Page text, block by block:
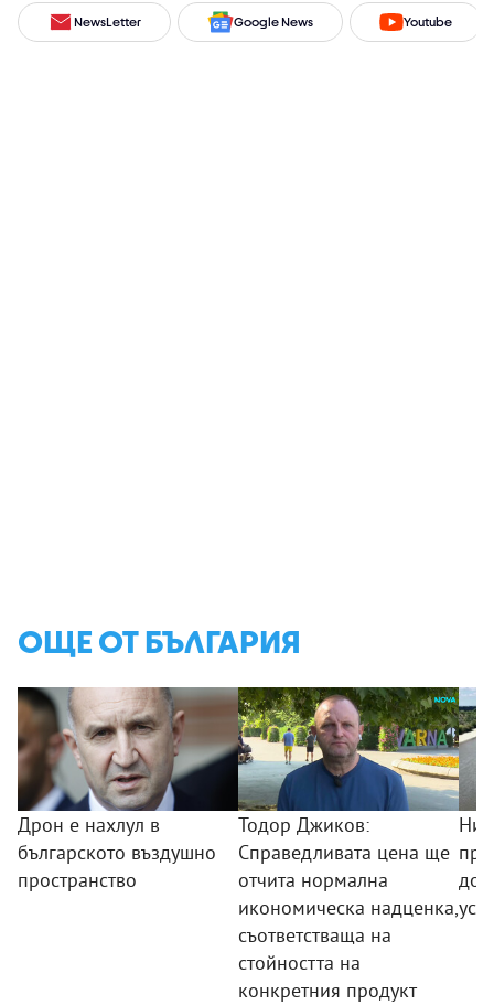
NewsLetter Google News Youtube
ОЩЕ ОТ БЪЛГАРИЯ
Дрон е нахлул в
българското въздушно
пространство
Тодор Джиков:
Справедливата цена ще
отчита нормална
икономическа надценка,
съответстваща на
стойността на
конкретния продукт